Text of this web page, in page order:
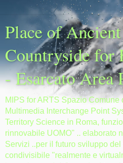
Place of
Countryside for
- Esarcato Area
MIPS for ARTS Spazio Comune
Multimedia Interchange Point
Territory Science in Roma,
rinnovabile UOMO" .. elaborato
Servizi ..per il futuro sviluppo
condivisibile "realmente e